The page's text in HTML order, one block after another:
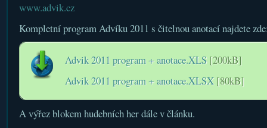
www.advik.cz
Kompletní program Advíku 2011 s čitelnou anotací najdete
Advik 2011 program + anotace.XLS[200kB]
Advik 2011 program + anotace.XLSX[80kB]
A výřez blokem hudebních her dále v článku.